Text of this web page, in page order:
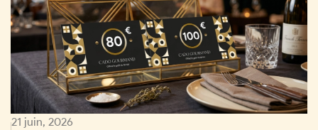
21 juin, 2026